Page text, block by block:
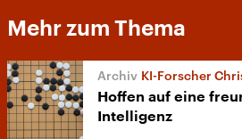
Mehr zum Thema
KI-Forscher
Hoffen auf eine
Intelligenz